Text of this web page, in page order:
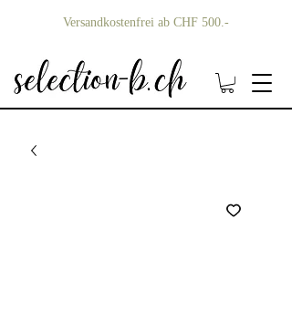
Versandkostenfrei ab CHF 500.-